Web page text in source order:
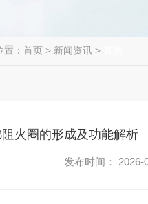
： 首页 > 新闻资讯 >
火圈的形成及功能解析
发布时间： 2026-